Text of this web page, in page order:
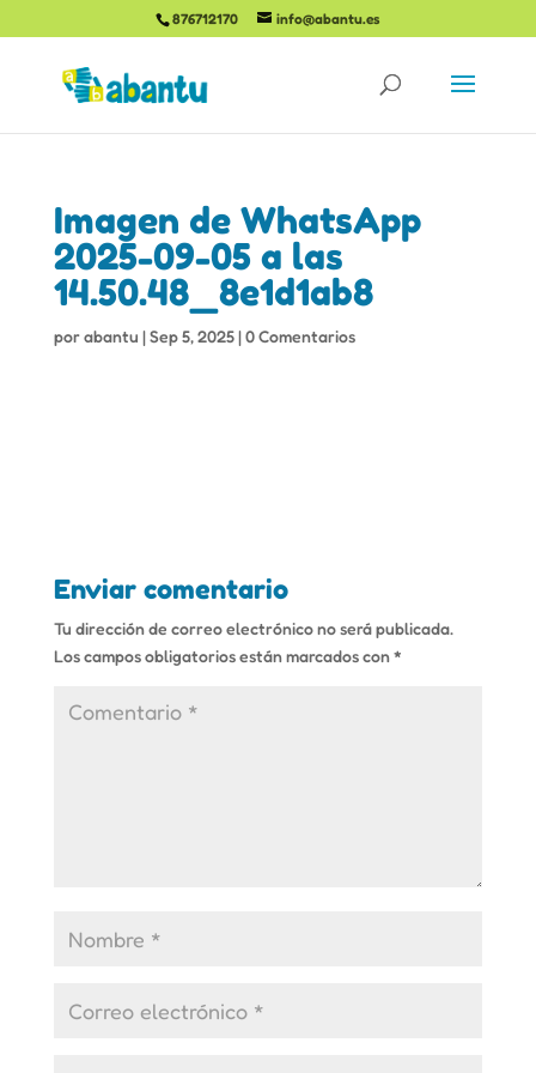
876712170 info@abantu.es
Imagen de WhatsApp
2025-09-05 a las
14.50.48_8e1d1ab8
porabantu |Sep 5, 2025|0 Comentarios
Enviar comentario
Tu dirección de correo electrónico no será publicada.
Los campos obligatorios están marcados con*